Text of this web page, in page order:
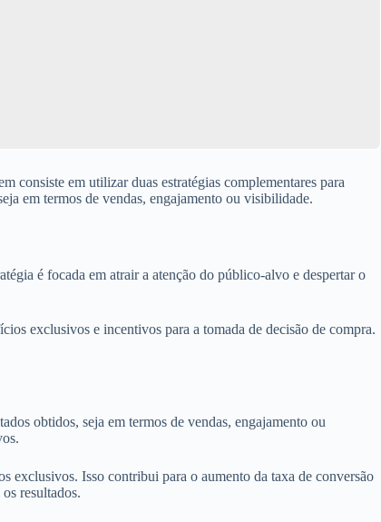
consiste em utilizar duas estratégias complementares para
em termos de vendas, engajamento ou visibilidade.
é focada em atrair a atenção do público-alvo e despertar o
exclusivos e incentivos para a tomada de decisão de compra.
obtidos, seja em termos de vendas, engajamento ou
exclusivos. Isso contribui para o aumento da taxa de conversão
resultados.